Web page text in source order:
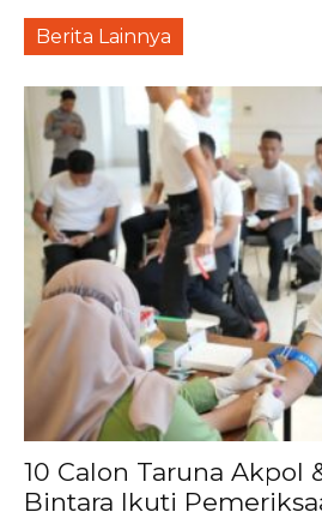
Berita Lainnya
10 Calon Taruna Akpol
Bintara Ikuti